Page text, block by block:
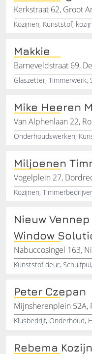
Kerkstraat 62, Groot
Makkie
Barneveldstraat 69,
Mike Heeren
Van Alphenlaan 22,
Miljoenen
Vogelplein 27,
Kozijnen,
Nieuw Vennep
Window
Nabuccosingel 163,
Peter Czepan
Mijnsherenplein 52A,
Rebema